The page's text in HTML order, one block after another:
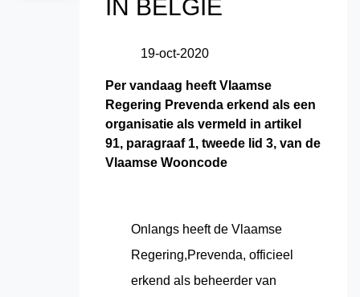
IN BELGIË
19-oct-2020
Per vandaag heeft Vlaamse
Regering Prevenda erkend als een
organisatie als vermeld in artikel
91, paragraaf 1, tweede lid 3, van de
Vlaamse Wooncode
Onlangs heeft de Vlaamse
Regering,Prevenda, officieel
erkend als beheerder van